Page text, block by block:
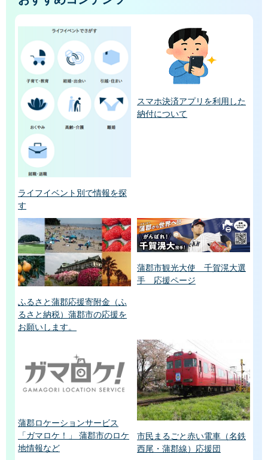
ライフイベント別で情報を探
す
スマホ決済アプリを利用した
納付について
ふるさと蒲郡応援寄附金（ふ
るさと納税）蒲郡市の応援を
お願いします。
蒲郡市観光大使 千賀滉大選
手 応援ページ
蒲郡ロケーションサービス
「ガマロケ！」 蒲郡市のロケ
地情報など
市民まるごと赤い電車（名鉄
西尾・蒲郡線）応援団